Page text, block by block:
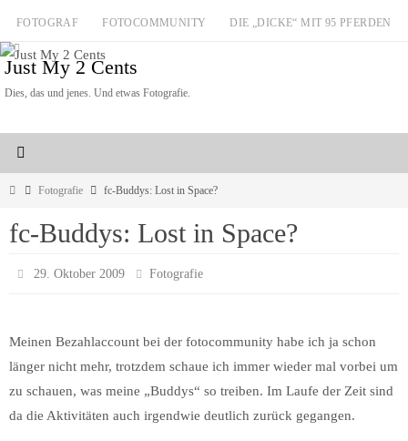
Zum
Inhalt
springen
FOTOGRAF FOTOCOMMUNITY DIE „DICKE“ MIT 95 PFERDEN
Just My 2 Cents
Dies, das und jenes. Und etwas Fotografie.
StartFotografie fc-Buddys: Lost in Space?
fc-Buddys: Lost in Space?
29. Oktober 2009 Fotografie
Meinen Bezahlaccount bei der fotocommunity habe ich ja schon
länger nicht mehr, trotzdem schaue ich immer wieder mal vorbei um
zu schauen, was meine „Buddys“ so treiben. Im Laufe der Zeit sind
da die Aktivitäten auch irgendwie deutlich zurück gegangen.